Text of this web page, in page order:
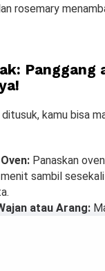
rosemary
Panggang
kamu bisa
Panaskan
sambil
atau Arang: